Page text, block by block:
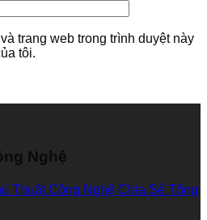
trang web trong trình duyệt này
tôi.
Nghệ
Thuật Công Nghệ Chia Sẻ Tổng